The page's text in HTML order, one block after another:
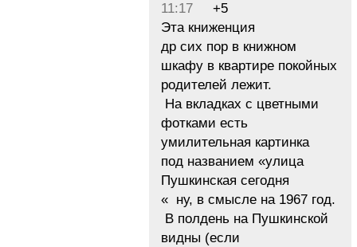
11:17
+5
Эта книженция
др сих пор в книжном
шкафу в квартире покойных
родителей лежит.
На вкладках с цветными
фотками есть
умилительная картинка
под названием «улица
Пушкинская сегодня
« ну, в смысле на 1967 год.
В полдень на Пушкинской
видны (если